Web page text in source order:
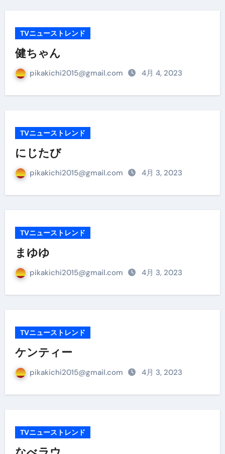
TVニューストレンド
健ちゃん
pikakichi2015@gmail.com 4月 4, 2023
TVニューストレンド
にじたび
pikakichi2015@gmail.com 4月 3, 2023
TVニューストレンド
まゆゆ
pikakichi2015@gmail.com 4月 3, 2023
TVニューストレンド
ケンティー
pikakichi2015@gmail.com 4月 3, 2023
TVニューストレンド